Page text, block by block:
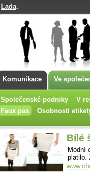
Lada.
Komunikace Ve
Společenské podniky
V
Faux pas
Osobnosti
Bílé
Módní
platilo.